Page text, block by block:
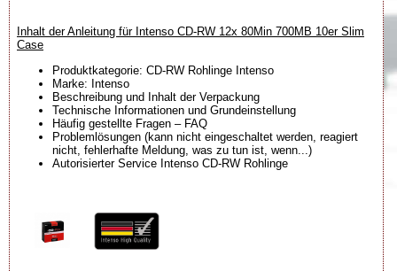
Inhalt der Anleitung für Intenso CD-RW 12x 80Min 700MB 10er Slim
Case
Produktkategorie: CD-RW Rohlinge Intenso
Marke: Intenso
Beschreibung und Inhalt der Verpackung
Technische Informationen und Grundeinstellung
Häufig gestellte Fragen – FAQ
Problemlösungen (kann nicht eingeschaltet werden, reagiert
nicht, fehlerhafte Meldung, was zu tun ist, wenn...)
Autorisierter Service Intenso CD-RW Rohlinge